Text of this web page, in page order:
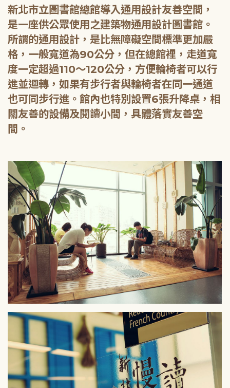
新北市立圖書館總館導入通用設計友善空間，
是一座供公眾使用之建築物通用設計圖書館。
所謂的通用設計，是比無障礙空間標準更加嚴
格，一般寬道為90公分，但在總館裡，走道寬
度一定超過110～120公分，方便輪椅者可以行
進並迴轉，如果有步行者與輪椅者在同一通道
也可同步行進。館內也特別設置6張升降桌，相
關友善的設備及閱讀小間，具體落實友善空
間。